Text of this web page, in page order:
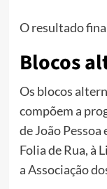
O resultado
Blocos
Os blocos
compõem a
de João Pessoa
Folia de Rua, à
a Associação